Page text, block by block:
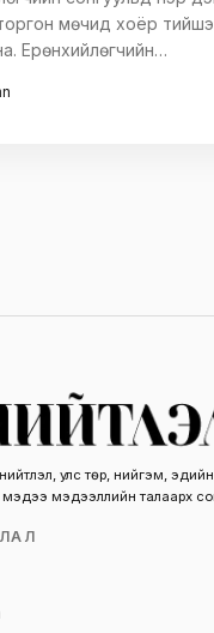
мөчид хоёр
Ерөнхийлөгчийн…
улс төр, нийгэм,
мэдээллийн талаарх